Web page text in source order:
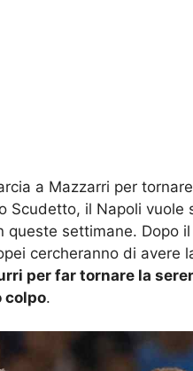
a Mazzarri per
Scudetto, il Napoli
queste settimane. Dopo
cercheranno di avere
per far tornare la
colpo.